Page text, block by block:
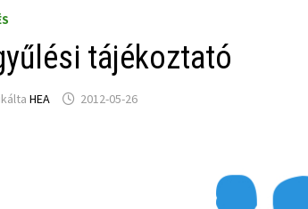
tájékoztató
HEA 2012-05-26